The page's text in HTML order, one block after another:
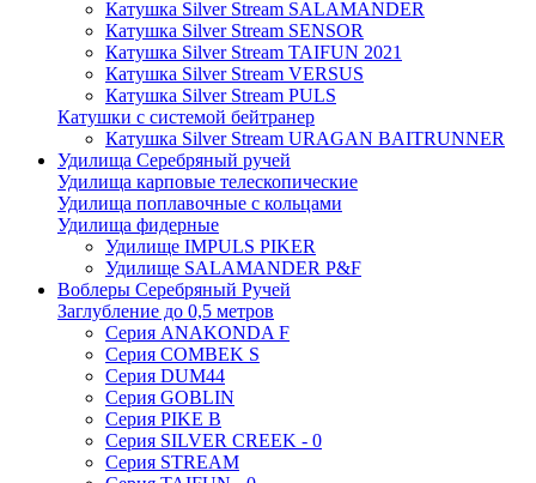
Катушка Silver Stream SALAMANDER
Катушка Silver Stream SENSOR
Катушка Silver Stream TAIFUN 2021
Катушка Silver Stream VERSUS
Катушка Silver Stream PULS
Катушки с системой бейтранер
Катушка Silver Stream URAGAN BAITRUNNER
Удилища Серебряный ручей
Удилища карповые телескопические
Удилища поплавочные с кольцами
Удилища фидерные
Удилище IMPULS PIKER
Удилище SALAMANDER P&F
Воблеры Серебряный Ручей
Заглубление до 0,5 метров
Серия ANAKONDA F
Серия COMBEK S
Серия DUM44
Серия GOBLIN
Серия PIKE B
Серия SILVER CREEK - 0
Серия STREAM